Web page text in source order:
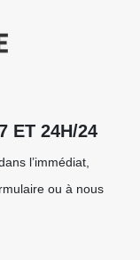
ET 24H/24
l’immédiat,
ou à nous